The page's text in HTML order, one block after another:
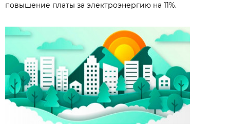
повышение платы за электроэнергию на 11%.